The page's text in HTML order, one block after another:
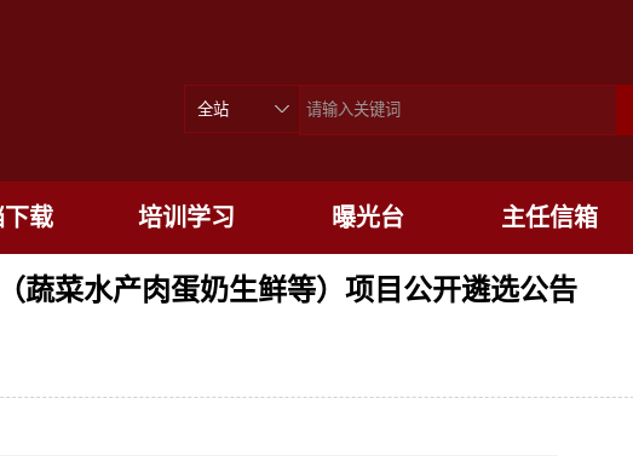
下载 培训学习 曝光台 主任信箱
蔬菜水产肉蛋奶生鲜等）项目公开遴选公告